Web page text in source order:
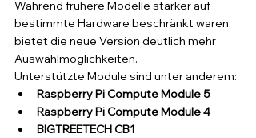
Während frühere Modelle stärker auf
bestimmte Hardware beschränkt waren,
bietet die neue Version deutlich mehr
Auswahlmöglichkeiten.
Unterstützte Module sind unter anderem:
Raspberry Pi Compute Module 5
Raspberry Pi Compute Module 4
BIGTREETECH CB1